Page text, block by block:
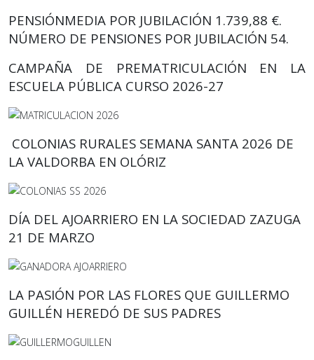
PENSIÓNMEDIA POR JUBILACIÓN 1.739,88 €.
NÚMERO DE PENSIONES POR JUBILACIÓN 54.
CAMPAÑA DE PREMATRICULACIÓN EN LA
ESCUELA PÚBLICA CURSO 2026-27
COLONIAS RURALES SEMANA SANTA 2026 DE
LA VALDORBA EN OLÓRIZ
DÍA DEL AJOARRIERO EN LA SOCIEDAD ZAZUGA
21 DE MARZO
LA PASIÓN POR LAS FLORES QUE GUILLERMO
GUILLÉN HEREDÓ DE SUS PADRES